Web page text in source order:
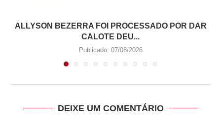
ALLYSON BEZERRA FOI PROCESSADO POR DAR
CALOTE DEU...
Publicado: 07/08/2026
DEIXE UM COMENTÁRIO